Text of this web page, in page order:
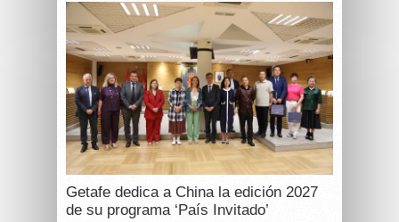
Getafe dedica a China la edición 2027
de su programa ‘País Invitado’